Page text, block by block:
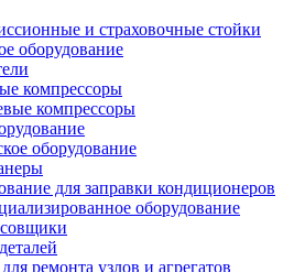
и страховочные стойки
оборудование
компрессоры
компрессоры
оборудование
для заправки кондиционеров
оборудование
ремонта узлов и агрегатов